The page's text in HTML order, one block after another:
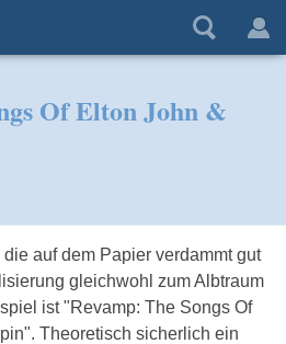
Of Elton John &
auf dem Papier verdammt gut
gleichwohl zum Albtraum
ist "Revamp: The Songs Of
Theoretisch sicherlich ein